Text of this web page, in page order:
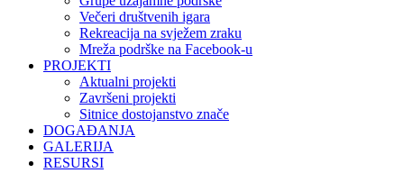
Večeri društvenih igara
Rekreacija na svježem zraku
Mreža podrške na Facebook-u
PROJEKTI
Aktualni projekti
Završeni projekti
Sitnice dostojanstvo znače
DOGAĐANJA
GALERIJA
RESURSI